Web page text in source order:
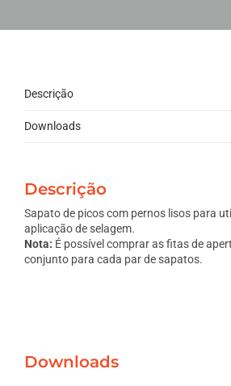
Descrição
Downloads
Descrição
Sapato de picos com pernos lisos para
aplicação de selagem.
Nota: É possível comprar as fitas de
conjunto para cada par de sapatos.
Downloads